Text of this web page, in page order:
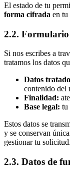
El estado de tu
forma cifrada en tu
2.2. Formulario
Si nos escribes a
tratamos los datos
Datos
contenido del
Finalidad:
Base legal: tu
Estos datos se
y se conservan
gestionar tu solicitud.
2.3. Datos de